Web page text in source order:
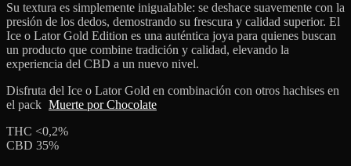
Su textura es simplemente inigualable: se deshace suavemente con la
presión de los dedos, demostrando su frescura y calidad superior. El
Ice o Lator Gold Edition es una auténtica joya para quienes buscan
un producto que combine tradición y calidad, elevando la
experiencia del CBD a un nuevo nivel.
Disfruta del Ice o Lator Gold en combinación con otros hachises en
el pack Muerte por Chocolate
THC <0,2%
CBD 35%